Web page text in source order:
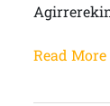
Read More